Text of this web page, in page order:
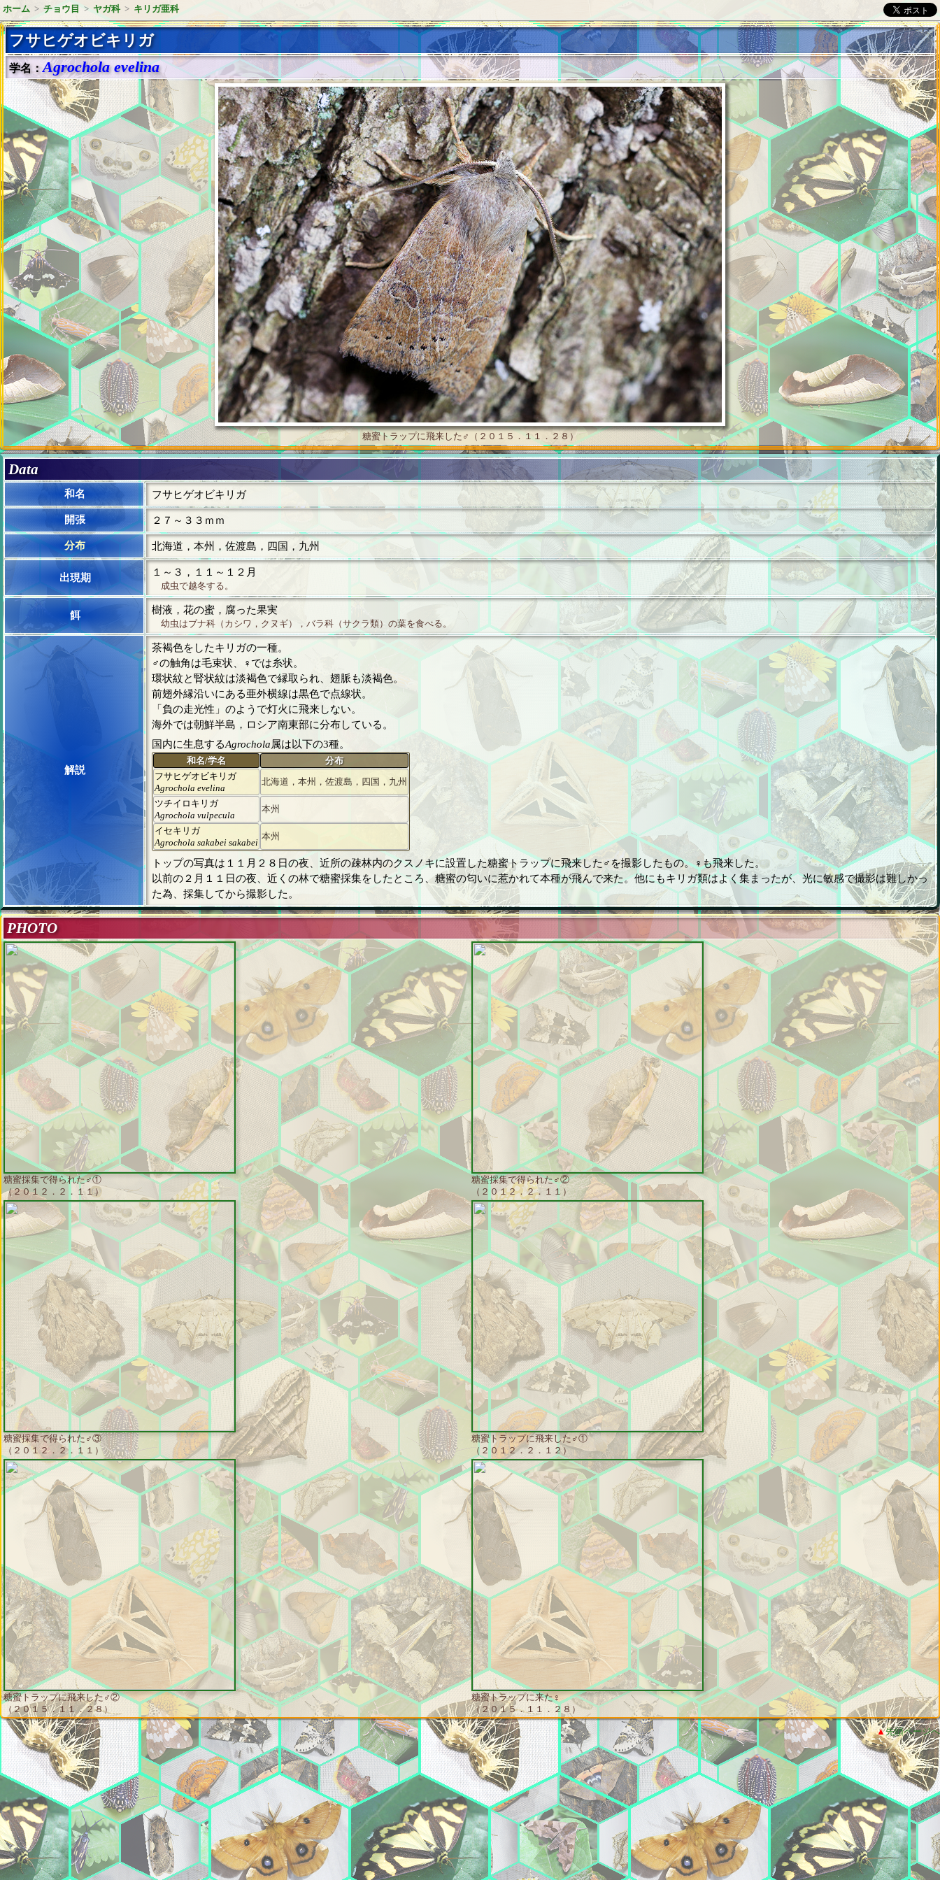
ホーム > チョウ目 > ヤガ科 > キリガ亜科
フサヒゲオビキリガ
学名： Agrochola evelina
糖蜜トラップに飛来した♂（２０１５．１１．２８）
Data
和名 フサヒゲオビキリガ
開張 ２７～３３ｍｍ
分布 北海道，本州，佐渡島，四国，九州
出現期 １～３，１１～１２月
成虫で越冬する。
餌 樹液，花の蜜，腐った果実
幼虫はブナ科（カシワ，クヌギ），バラ科（サクラ類）の葉を食べる。
解説
茶褐色をしたキリガの一種。
♂の触角は毛束状、♀では糸状。
環状紋と腎状紋は淡褐色で縁取られ、翅脈も淡褐色。
前翅外縁沿いにある亜外横線は黒色で点線状。
「負の走光性」のようで灯火に飛来しない。
海外では朝鮮半島，ロシア南東部に分布している。
国内に生息するAgrochola属は以下の3種。
和名/学名
分布
フサヒゲオビキリガ
Agrochola evelina
北海道，本州，佐渡島，四国，九州
ツチイロキリガ
Agrochola vulpecula
本州
イセキリガ
Agrochola sakabei sakabei
本州
トップの写真は１１月２８日の夜、近所の疎林内のクスノキに設置した糖蜜トラップに飛来した♂を撮影したもの。♀も飛来した。
以前の２月１１日の夜、近くの林で糖蜜採集をしたところ、糖蜜の匂いに惹かれて本種が飛んで来た。他にもキリガ類はよく集まったが、光に敏感で撮影は難しかっ
た為、採集してから撮影した。
PHOTO
糖蜜採集で得られた♂①
（２０１２．２．１１）
糖蜜採集で得られた♂②
（２０１２．２．１１）
糖蜜採集で得られた♂③
（２０１２．２．１１）
糖蜜トラップに飛来した♂①
（２０１２．２．１２）
糖蜜トラップに飛来した♂②
（２０１５．１１．２８）
糖蜜トラップに来た♀
（２０１５．１１．２８）
▲先頭ページへ